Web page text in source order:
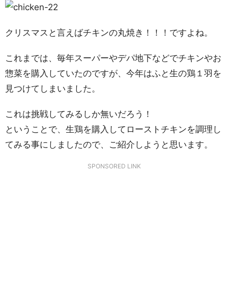
クリスマスと言えばチキンの丸焼き！！！ですよね。
これまでは、毎年スーパーやデパ地下などでチキンやお
惣菜を購入していたのですが、今年はふと生の鶏１羽を
見つけてしまいました。
これは挑戦してみるしか無いだろう！
ということで、生鶏を購入してローストチキンを調理し
てみる事にしましたので、ご紹介しようと思います。
SPONSORED LINK